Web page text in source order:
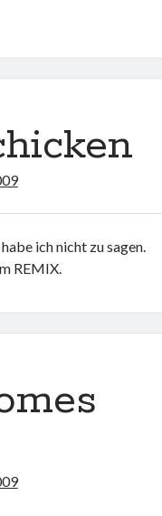
ich nicht zu sagen.
REMIX.